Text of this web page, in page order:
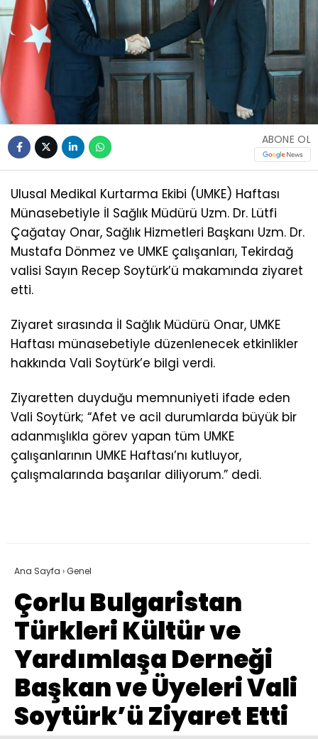
ABONE OL
Ulusal Medikal Kurtarma Ekibi (UMKE) Haftası
Münasebetiyle İl Sağlık Müdürü Uzm. Dr. Lütfi
Çağatay Onar, Sağlık Hizmetleri Başkanı Uzm. Dr.
Mustafa Dönmez ve UMKE çalışanları, Tekirdağ
valisi Sayın Recep Soytürk’ü makamında ziyaret
etti.
Ziyaret sırasında İl Sağlık Müdürü Onar, UMKE
Haftası münasebetiyle düzenlenecek etkinlikler
hakkında Vali Soytürk’e bilgi verdi.
Ziyaretten duyduğu memnuniyeti ifade eden
Vali Soytürk; “Afet ve acil durumlarda büyük bir
adanmışlıkla görev yapan tüm UMKE
çalışanlarının UMKE Haftası’nı kutluyor,
çalışmalarında başarılar diliyorum.” dedi.
Ana Sayfa ›Genel
Çorlu Bulgaristan
Türkleri Kültür ve
Yardımlaşa Derneği
Başkan ve Üyeleri Vali
Soytürk’ü Ziyaret Etti